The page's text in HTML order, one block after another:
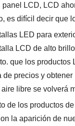
LCD, LCD
es difícil decir que
LED para
LCD de alto
que los
precios y
libre se volverá
de los productos
la aparición de